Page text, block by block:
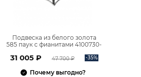
Подвеска из белого золота
585 паук с фианитами 4100730-
31 005 ₽ 47 700 ₽ -35%
Почему выгодно?